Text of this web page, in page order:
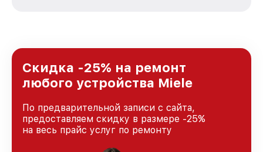
и лояльности наших клиентов.
Скидка -25% на ремонт
любого устройства Miele
По предварительной записи с сайта,
предоставляем скидку в размере -25%
на весь прайс услуг по ремонту